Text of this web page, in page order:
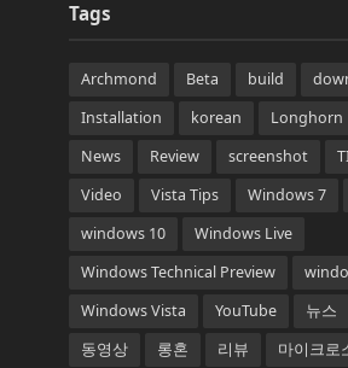
Tags
Archmond Beta build
Installation
korean Longhorn
News
Review screenshot
Video
Vista Tips Windows 7
windows 10
Windows Live
Windows Technical Preview
Windows Vista
YouTube 뉴스
동영상
롱혼 리뷰 마이크로